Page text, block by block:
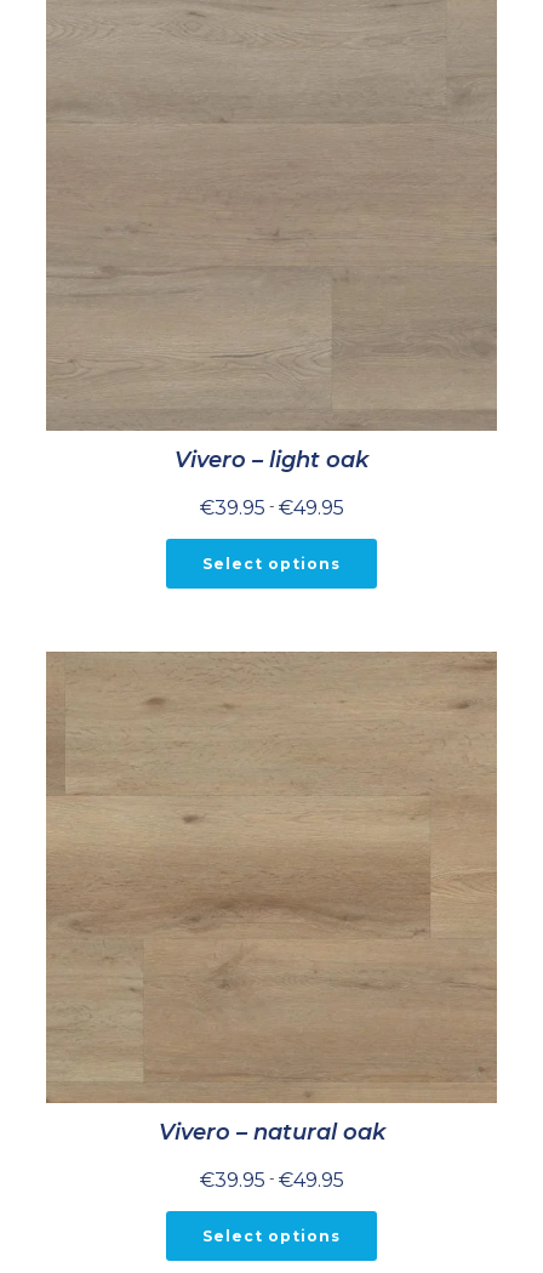
Vivero – light oak
€39.95 - €49.95Prijsklasse:
tot
Select options
Vivero – natural oak
€39.95 - €49.95Prijsklasse:
tot
Select options